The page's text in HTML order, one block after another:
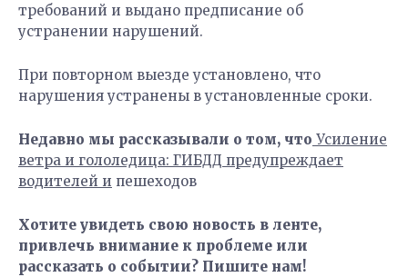
требований и выдано предписание об
устранении нарушений.
При повторном выезде установлено, что
нарушения устранены в установленные сроки.
Недавно мы рассказывали о том, что Усиление
ветра и гололедица: ГИБДД предупреждает
водителей и пешеходов
Хотите увидеть свою новость в ленте,
привлечь внимание к проблеме или
рассказать о событии? Пишите нам!